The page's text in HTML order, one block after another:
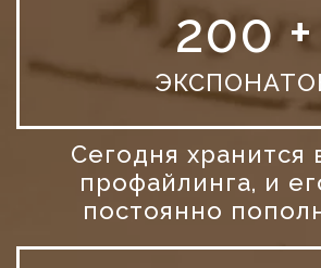
200 +
Сегодня хранится
профайлинга, и
постоянно